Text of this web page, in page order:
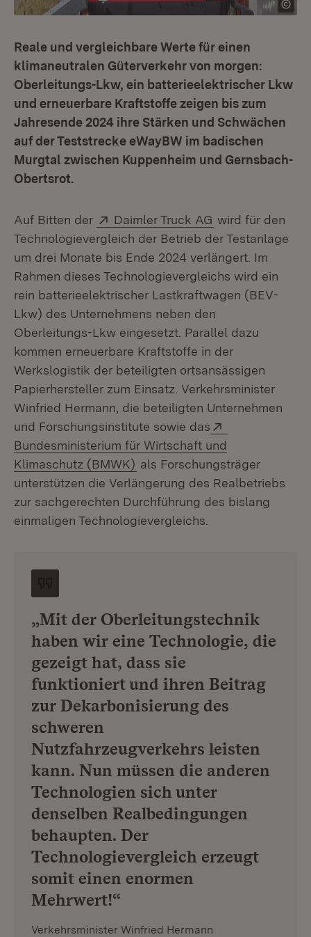
Reale und vergleichbare Werte für einen
klimaneutralen Güterverkehr von morgen:
Oberleitungs-Lkw, ein batterieelektrischer Lkw
und erneuerbare Kraftstoffe zeigen bis zum
Jahresende 2024 ihre Stärken und Schwächen
auf der Teststrecke eWayBW im badischen
Murgtal zwischen Kuppenheim und Gernsbach-
Obertsrot.
Auf Bitten der Extern:
Daimler Truck AG (Öffnet in
wird für den
Technologievergleich der Betrieb der Testanlage
um drei Monate bis Ende 2024 verlängert. Im
Rahmen dieses Technologievergleichs wird ein
rein batterieelektrischer Lastkraftwagen (BEV-
Lkw) des Unternehmens neben den
Oberleitungs-Lkw eingesetzt. Parallel dazu
kommen erneuerbare Kraftstoffe in der
Werkslogistik der beteiligten ortsansässigen
Papierhersteller zum Einsatz. Verkehrsminister
Winfried Hermann, die beteiligten Unternehmen
und Forschungsinstitute sowie das
Bundesministerium für Wirtschaft und
Klimaschutz (BMWK) (Öffnet in neuem Fenster)
als Forschungsträger
unterstützen die Verlängerung des Realbetriebs
zur sachgerechten Durchführung des bislang
einmaligen Technologievergleichs.
„Mit der Oberleitungstechnik
haben wir eine Technologie, die
gezeigt hat, dass sie
funktioniert und ihren Beitrag
zur Dekarbonisierung des
schweren
Nutzfahrzeugverkehrs leisten
kann. Nun müssen die anderen
Technologien sich unter
denselben Realbedingungen
behaupten. Der
Technologievergleich erzeugt
somit einen enormen
Mehrwert!“
Verkehrsminister Winfried Hermann